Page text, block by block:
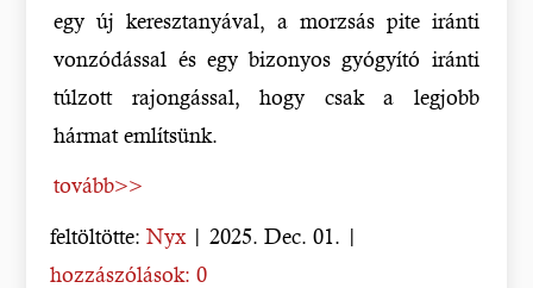
egy új keresztanyával, a morzsás pite iránti
vonzódással és egy bizonyos gyógyító iránti
túlzott rajongással, hogy csak a legjobb
hármat említsünk.
tovább>>
feltöltötte:Nyx | 2025. Dec. 01. |
hozzászólások: 0